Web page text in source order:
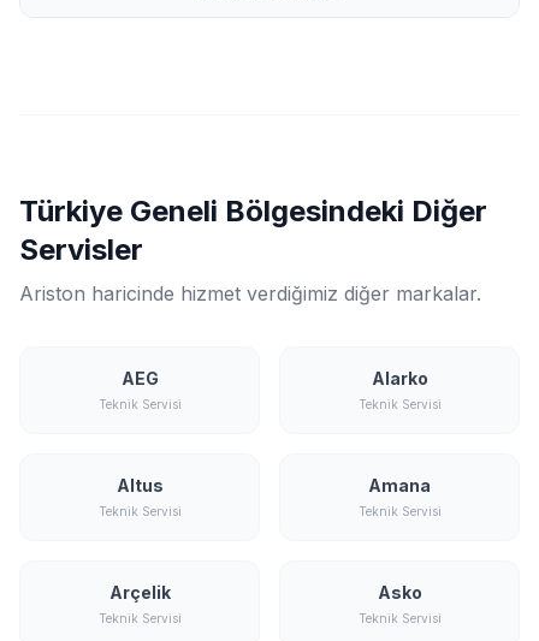
Türkiye Geneli Bölgesindeki Diğer
Servisler
Ariston haricinde hizmet verdiğimiz diğer markalar.
AEG
Teknik Servisi
Alarko
Teknik Servisi
Altus
Teknik Servisi
Amana
Teknik Servisi
Arçelik
Teknik Servisi
Asko
Teknik Servisi